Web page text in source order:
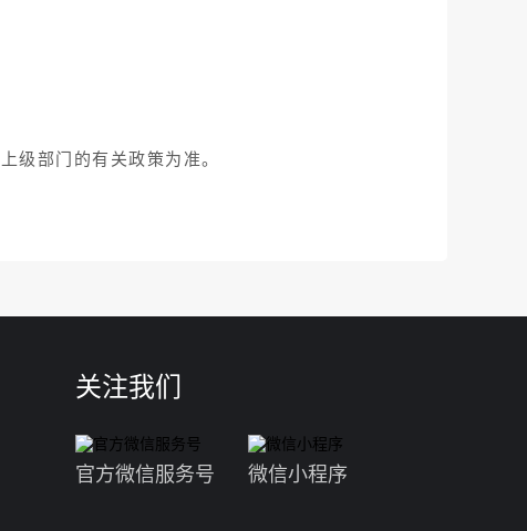
级部门的有关政策为准。
关注我们
官方微信服务号 微信小程序